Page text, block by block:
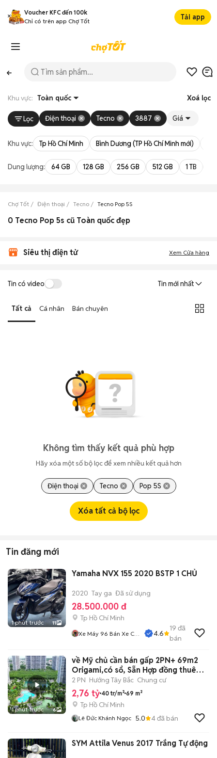
Voucher KFC đến 100k
Chỉ có trên app Chợ Tốt
Tải app
Khu vực: Toàn quốc Xoá lọc
Lọc Điện thoại Tecno 3887 Giá
Khu vực: Tp Hồ Chí Minh Bình Dương (TP Hồ Chí Minh mới)
Dung lượng: 64 GB 128 GB 256 GB 512 GB 1 TB
Chợ Tốt Điện thoại Tecno Tecno Pop 5S
0 Tecno Pop 5s cũ Toàn quốc đẹp
Siêu thị điện tử Xem Cửa hàng
Tin có video Tin mới nhất
Tất cả Cá nhân Bán chuyên
Không tìm thấy kết quả phù hợp
Hãy xóa một số bộ lọc để xem nhiều kết quả hơn
Điện thoại Tecno Pop 5S
Xóa tất cả bộ lọc
Tin đăng mới
1 phút trước 11
Yamaha NVX 155 2020 BSTP 1 CHỦ
2020 Tay ga Đã sử dụng
28.500.000 đ
Tp Hồ Chí Minh
Xe Máy 96 Bán Xe Cũ
4.6
19 đã
bán
1 phút trước 6
về Mỹ chủ cần bán gấp 2PN+ 69m2
Origami,có sổ, Sẵn Hợp đồng thuê
12tr/
2 PN Hướng Tây Bắc Chung cư
2,76 tỷ 40 tr/m² 69 m²
Tp Hồ Chí Minh
Lê Đức Khánh Ngọc 5.0 4đã bán
SYM Attila Venus 2017 Trắng Tự động